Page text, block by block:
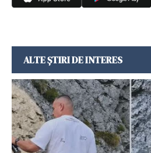
ALTE ȘTIRI DE INTERES